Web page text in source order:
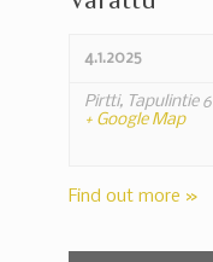
4.1.2025
Pirtti, Tapulintie 6
+ Google Map
Find out more »